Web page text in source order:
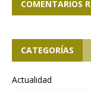
COMENTARIOS
CATEGORÍAS
Actualidad